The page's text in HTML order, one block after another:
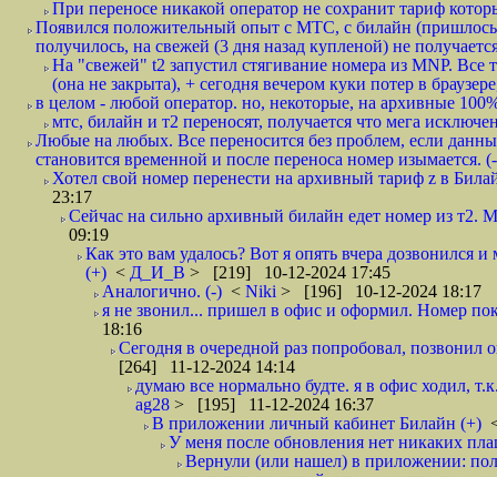
При переносе никакой оператор не сохранит тариф
Появился положительный опыт с МТС, с билайн
получилось, на свежей (3 дня назад купленой) не
На "свежей" t2 запустил стягивание номера из MNP. Все
(она не закрыта), + сегодня вечером куки потер в
в целом - любой оператор. но, некоторые, на архивные
мтс, билайн и т2 переносят, получается что мега
Любые на любых. Все переносится без проблем, если
становится временной и после переноса номер
Хотел свой номер перенести на архивный тариф z в
23:17
Сейчас на сильно архивный билайн едет номер из т2.
09:19
Как это вам удалось? Вот я опять вчера
(+) < Д_И_В > [219] 10-12-2024 17:45
Аналогично. (-) < Niki > [196] 10-12-2024 18:17
я не звонил... пришел в офис и оформил. Номер
18:16
Сегодня в очередной раз попробовал, позвонил
[264] 11-12-2024 14:14
думаю все нормально будте. я в офис ходил,
ag28 > [195] 11-12-2024 16:37
В приложении личный кабинет Билайн (+)
У меня после обновления нет никаких
Вернули (или нашел) в приложении: